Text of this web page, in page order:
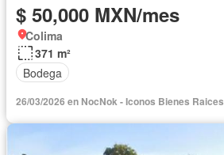
$ 50,000 MXN/mes
Colima
371 m²
Bodega
26/03/2026 en NocNok - Iconos Bienes Raices